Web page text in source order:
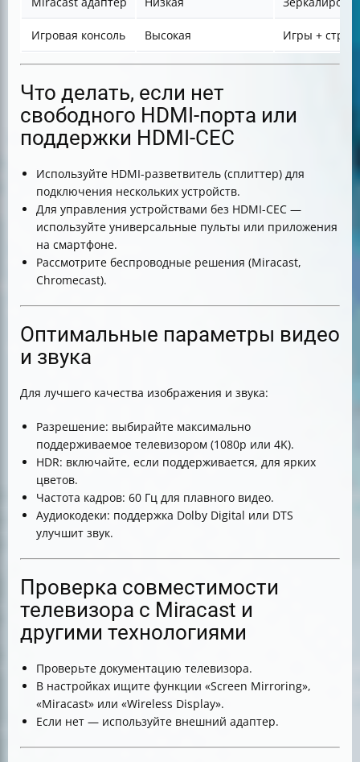
Игровая консоль Высокая Игры +
Что делать, если нет
свободного HDMI-порта или
поддержки HDMI-CEC
Используйте HDMI-разветвитель (сплиттер) для
подключения нескольких устройств.
Для управления устройствами без HDMI-CEC —
используйте универсальные пульты или приложения
на смартфоне.
Рассмотрите беспроводные решения (Miracast,
Chromecast).
Оптимальные параметры видео
и звука
Для лучшего качества изображения и звука:
Разрешение: выбирайте максимально
поддерживаемое телевизором (1080p или 4K).
HDR: включайте, если поддерживается, для ярких
цветов.
Частота кадров: 60 Гц для плавного видео.
Аудиокодеки: поддержка Dolby Digital или DTS
улучшит звук.
Проверка совместимости
телевизора с Miracast и
другими технологиями
Проверьте документацию телевизора.
В настройках ищите функции «Screen Mirroring»,
«Miracast» или «Wireless Display».
Если нет — используйте внешний адаптер.